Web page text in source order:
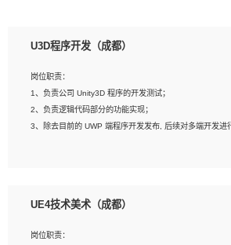
U3D程序开发（成都）
岗位职责：
1、负责公司 Unity3D 程序的开发测试；
2、负责逻辑代码部分的功能实现；
3、除去目前的 UWP 端程序开发发布, 后续对多端开发进
2、熟练掌握 Unity3D 程序开发，精通 C# 语言开发；
4、有良好的沟通能力和团队合作意识；
UE4技术美术（成都）
岗位职责：